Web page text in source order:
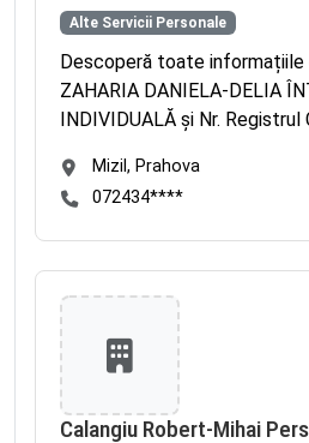
Alte Servicii Personale
Descoperă toate
ZAHARIA DANIELA-DELIA
INDIVIDUALĂ și Nr. Registrul
Mizil, Prahova
072434****
Calangiu Robert-Mihai